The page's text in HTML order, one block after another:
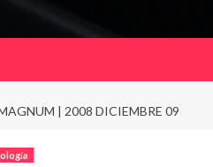
| 2008 DICIEMBRE 09